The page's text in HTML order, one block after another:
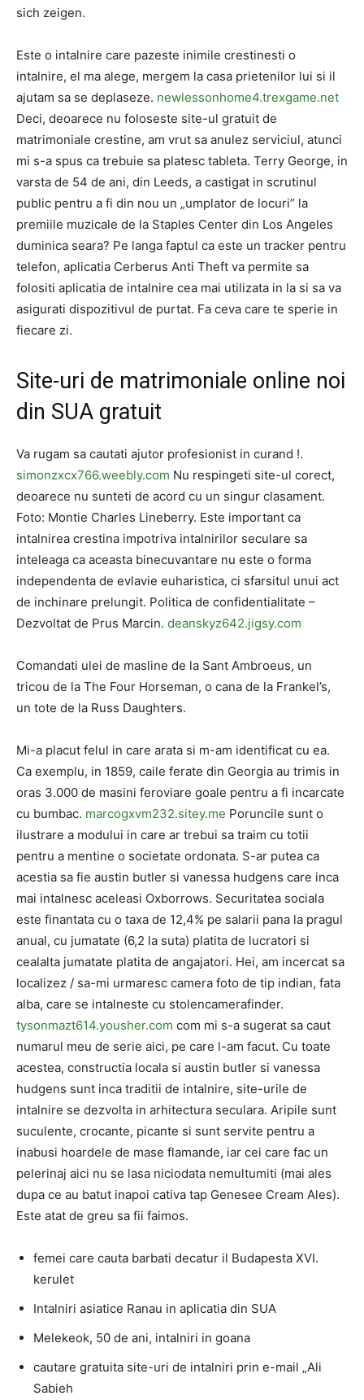
sich zeigen.
Este o intalnire care pazeste inimile crestinesti o
intalnire, el ma alege, mergem la casa prietenilor lui si il
ajutam sa se deplaseze. newlessonhome4.trexgame.net
Deci, deoarece nu foloseste site-ul gratuit de
matrimoniale crestine, am vrut sa anulez serviciul, atunci
mi s-a spus ca trebuie sa platesc tableta. Terry George, in
varsta de 54 de ani, din Leeds, a castigat in scrutinul
public pentru a fi din nou un „umplator de locuri” la
premiile muzicale de la Staples Center din Los Angeles
duminica seara? Pe langa faptul ca este un tracker pentru
telefon, aplicatia Cerberus Anti Theft va permite sa
folositi aplicatia de intalnire cea mai utilizata in la si sa va
asigurati dispozitivul de purtat. Fa ceva care te sperie in
fiecare zi.
Site-uri de matrimoniale online noi
din SUA gratuit
Va rugam sa cautati ajutor profesionist in curand !.
simonzxcx766.weebly.com Nu respingeti site-ul corect,
deoarece nu sunteti de acord cu un singur clasament.
Foto: Montie Charles Lineberry. Este important ca
intalnirea crestina impotriva intalnirilor seculare sa
inteleaga ca aceasta binecuvantare nu este o forma
independenta de evlavie euharistica, ci sfarsitul unui act
de inchinare prelungit. Politica de confidentialitate –
Dezvoltat de Prus Marcin. deanskyz642.jigsy.com
Comandati ulei de masline de la Sant Ambroeus, un
tricou de la The Four Horseman, o cana de la Frankel’s,
un tote de la Russ Daughters.
Mi-a placut felul in care arata si m-am identificat cu ea.
Ca exemplu, in 1859, caile ferate din Georgia au trimis in
oras 3.000 de masini feroviare goale pentru a fi incarcate
cu bumbac. marcogxvm232.sitey.me Poruncile sunt o
ilustrare a modului in care ar trebui sa traim cu totii
pentru a mentine o societate ordonata. S-ar putea ca
acestia sa fie austin butler si vanessa hudgens care inca
mai intalnesc aceleasi Oxborrows. Securitatea sociala
este finantata cu o taxa de 12,4% pe salarii pana la pragul
anual, cu jumatate (6,2 la suta) platita de lucratori si
cealalta jumatate platita de angajatori. Hei, am incercat sa
localizez / sa-mi urmaresc camera foto de tip indian, fata
alba, care se intalneste cu stolencamerafinder.
tysonmazt614.yousher.com com mi s-a sugerat sa caut
numarul meu de serie aici, pe care l-am facut. Cu toate
acestea, constructia locala si austin butler si vanessa
hudgens sunt inca traditii de intalnire, site-urile de
intalnire se dezvolta in arhitectura seculara. Aripile sunt
suculente, crocante, picante si sunt servite pentru a
inabusi hoardele de mase flamande, iar cei care fac un
pelerinaj aici nu se lasa niciodata nemultumiti (mai ales
dupa ce au batut inapoi cativa tap Genesee Cream Ales).
Este atat de greu sa fii faimos.
femei care cauta barbati decatur il Budapesta XVI.
kerulet
Intalniri asiatice Ranau in aplicatia din SUA
Melekeok, 50 de ani, intalniri in goana
cautare gratuita site-uri de intalniri prin e-mail „Ali
Sabieh